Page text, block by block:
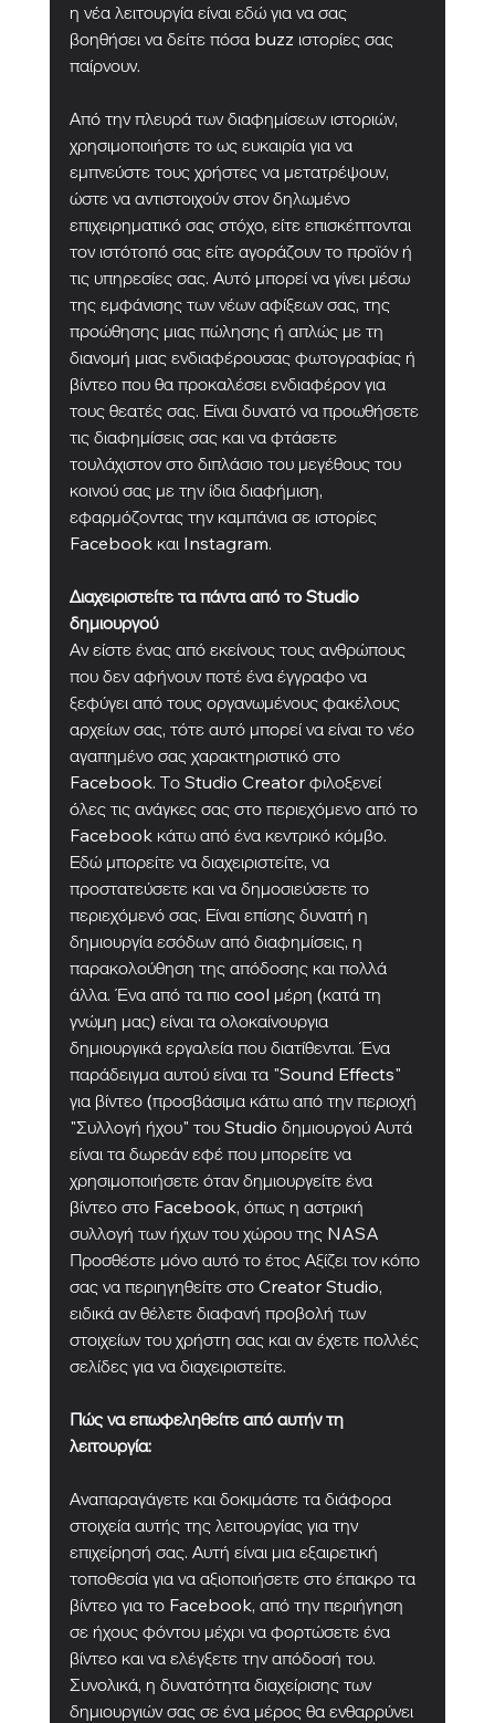
η νέα λειτουργία είναι εδώ για να σας
βοηθήσει να δείτε πόσα buzz ιστορίες σας
παίρνουν.
Από την πλευρά των διαφημίσεων ιστοριών,
χρησιμοποιήστε το ως ευκαιρία για να
εμπνεύστε τους χρήστες να μετατρέψουν,
ώστε να αντιστοιχούν στον δηλωμένο
επιχειρηματικό σας στόχο, είτε επισκέπτονται
τον ιστότοπό σας είτε αγοράζουν το προϊόν ή
τις υπηρεσίες σας. Αυτό μπορεί να γίνει μέσω
της εμφάνισης των νέων αφίξεων σας, της
προώθησης μιας πώλησης ή απλώς με τη
διανομή μιας ενδιαφέρουσας φωτογραφίας ή
βίντεο που θα προκαλέσει ενδιαφέρον για
τους θεατές σας. Είναι δυνατό να προωθήσετε
τις διαφημίσεις σας και να φτάσετε
τουλάχιστον στο διπλάσιο του μεγέθους του
κοινού σας με την ίδια διαφήμιση,
εφαρμόζοντας την καμπάνια σε ιστορίες
Facebook και Instagram.
Διαχειριστείτε τα πάντα από το Studio
δημιουργού
Αν είστε ένας από εκείνους τους ανθρώπους
που δεν αφήνουν ποτέ ένα έγγραφο να
ξεφύγει από τους οργανωμένους φακέλους
αρχείων σας, τότε αυτό μπορεί να είναι το νέο
αγαπημένο σας χαρακτηριστικό στο
Facebook. Το Studio Creator φιλοξενεί
όλες τις ανάγκες σας στο περιεχόμενο από το
Facebook κάτω από ένα κεντρικό κόμβο.
Εδώ μπορείτε να διαχειριστείτε, να
προστατεύσετε και να δημοσιεύσετε το
περιεχόμενό σας. Είναι επίσης δυνατή η
δημιουργία εσόδων από διαφημίσεις, η
παρακολούθηση της απόδοσης και πολλά
άλλα. Ένα από τα πιο cool μέρη (κατά τη
γνώμη μας) είναι τα ολοκαίνουργια
δημιουργικά εργαλεία που διατίθενται. Ένα
παράδειγμα αυτού είναι τα "Sound Effects"
για βίντεο (προσβάσιμα κάτω από την περιοχή
"Συλλογή ήχου" του Studio δημιουργού Αυτά
είναι τα δωρεάν εφέ που μπορείτε να
χρησιμοποιήσετε όταν δημιουργείτε ένα
βίντεο στο Facebook, όπως η αστρική
συλλογή των ήχων του χώρου της NASA
Προσθέστε μόνο αυτό το έτος Αξίζει τον κόπο
σας να περιηγηθείτε στο Creator Studio,
ειδικά αν θέλετε διαφανή προβολή των
στοιχείων του χρήστη σας και αν έχετε πολλές
σελίδες για να διαχειριστείτε.
Πώς να επωφεληθείτε από αυτήν τη
λειτουργία:
Αναπαραγάγετε και δοκιμάστε τα διάφορα
στοιχεία αυτής της λειτουργίας για την
επιχείρησή σας. Αυτή είναι μια εξαιρετική
τοποθεσία για να αξιοποιήσετε στο έπακρο τα
βίντεο για το Facebook, από την περιήγηση
σε ήχους φόντου μέχρι να φορτώσετε ένα
βίντεο και να ελέγξετε την απόδοσή του.
Συνολικά, η δυνατότητα διαχείρισης των
δημιουργιών σας σε ένα μέρος θα ενθαρρύνει